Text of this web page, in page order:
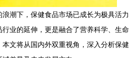
潮下，保健食品市场已成长为极具活力
业的延伸，更是融合了营养科学、生命
文将从国内外双重视角，深入分析保健